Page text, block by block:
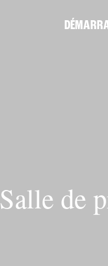
Salle de